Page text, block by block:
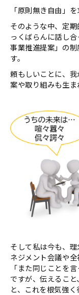
「原則無き自由」
そのような中、定
っくばらんに話し
事業推進提案」の
す。
頼もしいことに、
案や取り組みも生ま
そして私は今も、
ネジメント会議や
「また同じことを
ですが、伝えるこ
と、これを根気強く